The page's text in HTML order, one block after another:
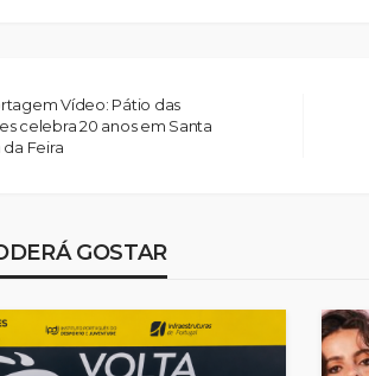
Vídeo: Pátio das
celebra 20 anos em Santa
da Feira
GOSTAR
no relvado do Marcolino
Rádio Sintonia 2 dias atrás